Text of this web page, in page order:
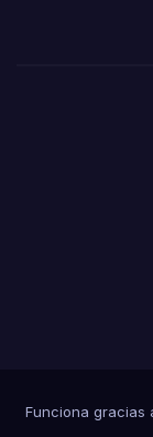
Funciona gracias